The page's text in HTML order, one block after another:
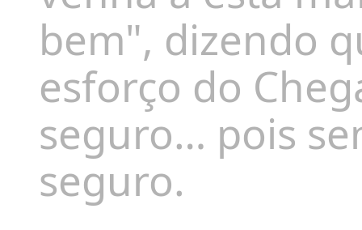
bem", dizendo
esforço do
seguro… pois
seguro.